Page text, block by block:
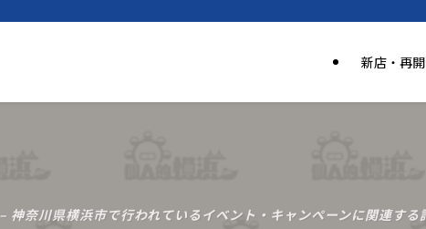
新店・再
– 神奈川県横浜市で行われているイベント・キャンペーンに関連する